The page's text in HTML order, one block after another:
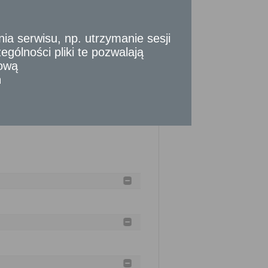
złożenia kompletnego wniosku (do tego
określonych czynności, okresów
strony albo z przyczyn niezależnych
2 miesięcy.
serwisu, np. utrzymanie sesji
pliki te pozwalają